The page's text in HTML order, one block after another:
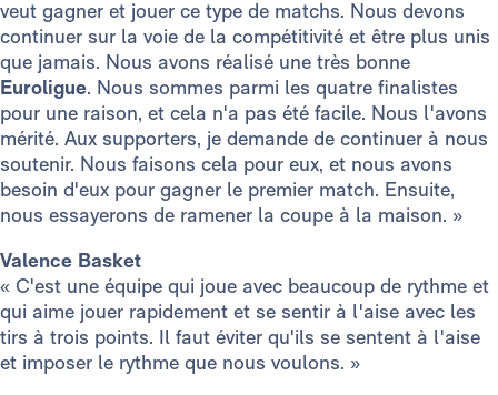
veut gagner et jouer ce type de matchs. Nous devons
continuer sur la voie de la compétitivité et être plus unis
que jamais. Nous avons réalisé une très bonne
Euroligue. Nous sommes parmi les quatre finalistes
pour une raison, et cela n'a pas été facile. Nous l'avons
mérité. Aux supporters, je demande de continuer à nous
soutenir. Nous faisons cela pour eux, et nous avons
besoin d'eux pour gagner le premier match. Ensuite,
nous essayerons de ramener la coupe à la maison. »
Valence Basket
« C'est une équipe qui joue avec beaucoup de rythme et
qui aime jouer rapidement et se sentir à l'aise avec les
tirs à trois points. Il faut éviter qu'ils se sentent à l'aise
et imposer le rythme que nous voulons. »